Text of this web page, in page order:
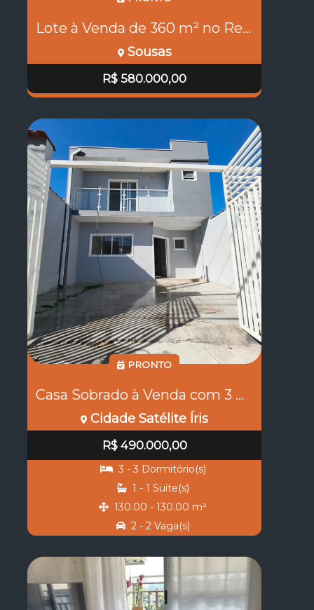
Lote à Venda de 360 m² no Reserva Serena em Sousas, Campinas COD:18450
Sousas
R$ 580.000,00
PRONTO
Casa Sobrado à Venda com 3 Dormitórios e Suíte no Satélite Íris em Campinas COD:18449
Cidade Satélite Íris
R$ 490.000,00
3 - 3 Dormitório(s)
1 - 1 Suíte(s)
130.00 - 130.00 m²
2 - 2 Vaga(s)